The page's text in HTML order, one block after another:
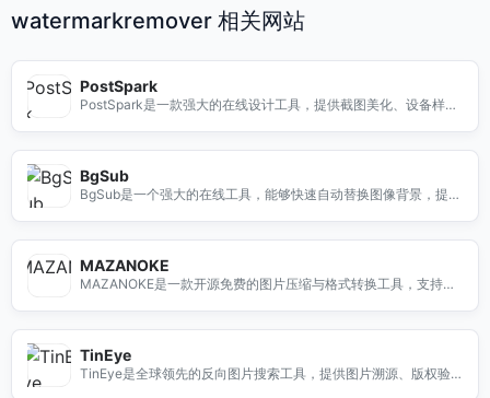
watermarkremover 相关网站
PostSpark
PostSpark是一款强大的在线设计工具，提供截图美化、设备样机
BgSub
BgSub是一个强大的在线工具，能够快速自动替换图像背景，提升
MAZANOKE
MAZANOKE是一款开源免费的图片压缩与格式转换工具，支持多
TinEye
TinEye是全球领先的反向图片搜索工具，提供图片溯源、版权验